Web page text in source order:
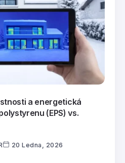
a energetická
(EPS) vs.
20 Ledna, 2026